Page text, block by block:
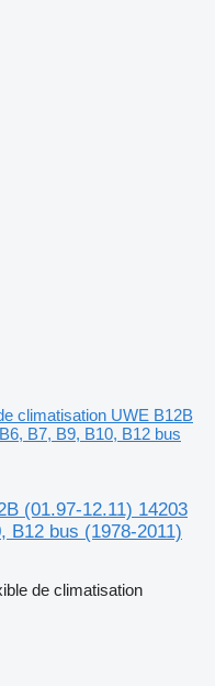
climatisation UWE B12B
B7, B9, B10, B12 bus
(01.97-12.11) 14203
B12 bus (1978-2011)
de climatisation